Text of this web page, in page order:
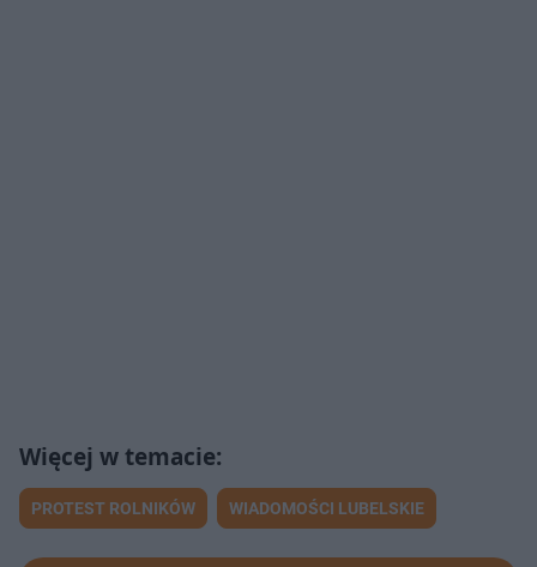
PROTEST ROLNIKÓW WIADOMOŚCI LUBELSKIE